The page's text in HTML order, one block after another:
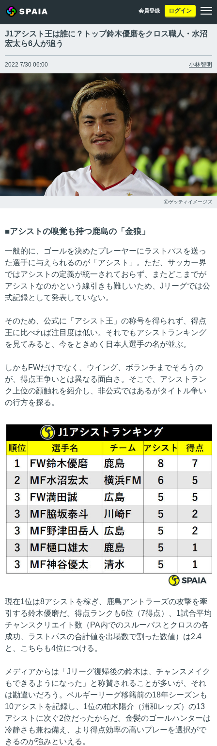
会員登録 ログイン
J1アシスト王は誰に？トップ鈴木優磨をクロス職人・水沼
宏太ら6人が追う
2022 7/30 06:00 小林智明
Ⓒゲッティイメージズ
アシストの嗅覚も持つ鹿島の「金狼」
一般的に、ゴールを決めたプレーヤーにラストパスを送っ
た選手に与えられるのが「アシスト」。ただ、サッカー界
ではアシストの定義が統一されておらず、またどこまでが
アシストなのかという線引きも難しいため、Jリーグでは公
式記録として発表していない。
そのため、公式に「アシスト王」の称号を得られず、得点
王に比べれば注目度は低い。それでもアシストランキング
を見てみると、今をときめく日本人選手の名が並ぶ。
しかもFWだけでなく、ウイング、ボランチまでそろうの
が、得点王争いとは異なる面白さ。そこで、アシストラン
ク上位の顔触れを紹介し、非公式ではあるがタイトル争い
の行方を探る。
現在1位は8アシストを稼ぎ、鹿島アントラーズの攻撃を牽
引する鈴木優磨だ。得点ランクも6位（7得点）、1試合平均
チャンスクリエイト数（PA内でのスルーパスとクロスの各
成功、ラストパスの合計値を出場数で割った数値）は2.4
と、こちらも4位につける。
メディアからは「Jリーグ復帰後の鈴木は、チャンスメイク
もできるようになった」と称賛されることが多いが、それ
は勘違いだろう。ベルギーリーグ移籍前の18年シーズンも
10アシストを記録し、1位の柏木陽介（浦和レッズ）の13
アシストに次ぐ2位だったからだ。金髪のゴールハンターは
冷静さも兼ね備え、より得点効率の高いプレーを選択がで
きるのが強みといえる。